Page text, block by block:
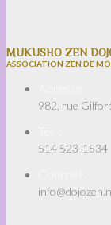
MUKUSHO ZEN
ASSOCIATION ZEN DE
982, rue
514 523-1534